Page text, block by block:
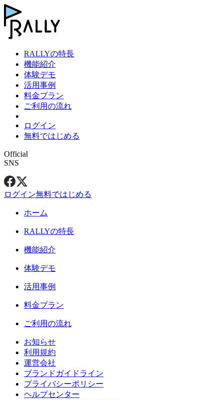
RALLYの特長
機能紹介
体験デモ
活用事例
料金プラン
ご利用の流れ
ログイン
無料ではじめる
Official
SNS
ログイン無料ではじめる
ホーム
RALLYの特長
機能紹介
体験デモ
活用事例
料金プラン
ご利用の流れ
お知らせ
利用規約
運営会社
ブランドガイドライン
プライバシーポリシー
ヘルプセンター